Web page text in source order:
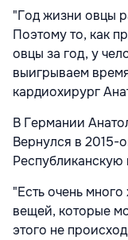
"Год жизни овцы
Поэтому то, как
овцы за год, у
выигрываем
кардиохирург
В Германии
Вернулся в 2015-
Республиканскую
"Есть очень
вещей, которые
этого не